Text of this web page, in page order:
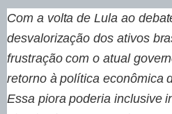
Com a volta de Lula ao
desvalorização dos ativos
frustração com o atual
retorno à política econômica
Essa piora poderia inclusive